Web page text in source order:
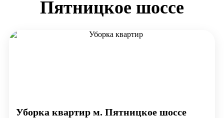
Пятницкое шоссе
Уборка квартир м. Пятницкое шоссе